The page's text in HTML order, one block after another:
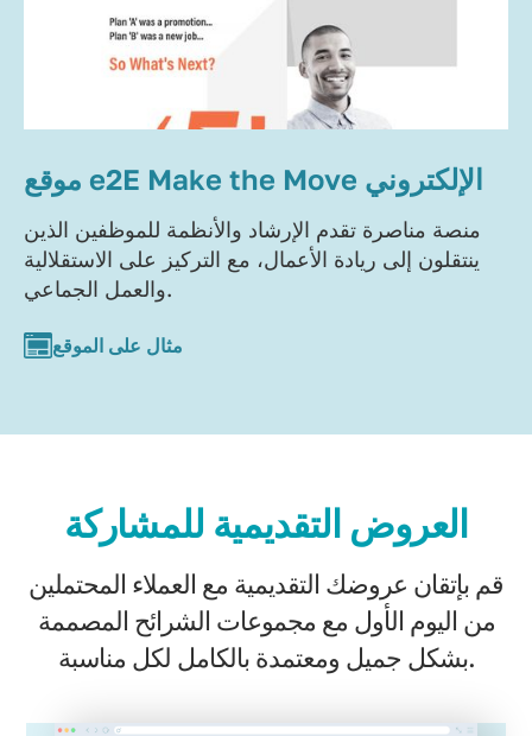
موقع e2E Make the Move الإلكتروني
منصة مناصرة تقدم الإرشاد والأنظمة للموظفين الذين
ينتقلون إلى ريادة الأعمال، مع التركيز على الاستقلالية
والعمل الجماعي.
مثال على الموقع
العروض التقديمية للمشاركة
قم بإتقان عروضك التقديمية مع العملاء المحتملين
من اليوم الأول مع مجموعات الشرائح المصممة
بشكل جميل ومعتمدة بالكامل لكل مناسبة.